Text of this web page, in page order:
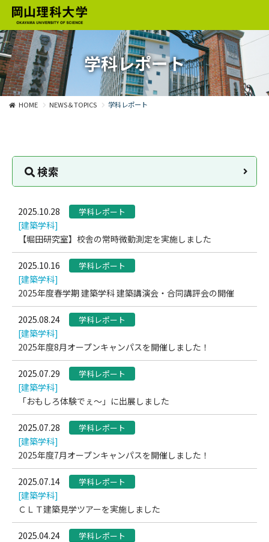
学科レポート
HOME NEWS＆TOPICS 学科レポート
検索
2025.10.28 学科レポート
[建築学科]
【堀田研究室】校舎の常時微動測定を実施しました
2025.10.16 学科レポート
[建築学科]
2025年度春学期 建築学科 建築講演会・合同講評会の開催
2025.08.24 学科レポート
[建築学科]
2025年度8月オープンキャンパスを開催しました！
2025.07.29 学科レポート
[建築学科]
「おもしろ体験でぇ～」に出展しました
2025.07.28 学科レポート
[建築学科]
2025年度7月オープンキャンパスを開催しました！
2025.07.14 学科レポート
[建築学科]
ＣＬＴ建築見学ツアーを実施しました
2025.04.24 学科レポート